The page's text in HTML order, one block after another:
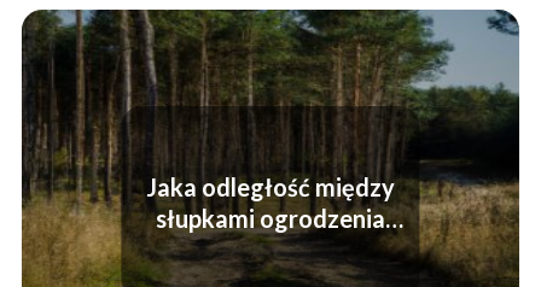
Jaka odległość między
słupkami ogrodzenia
panelowego?